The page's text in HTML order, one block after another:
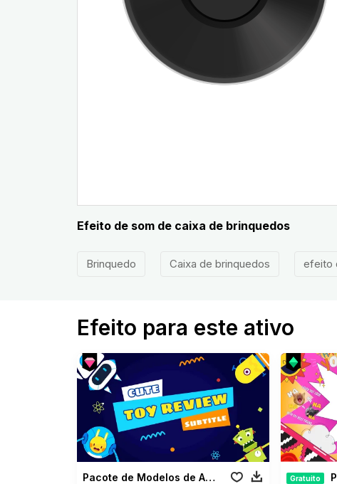
Efeito de som de caixa de brinquedos
Brinquedo Caixa de brinquedos efeito
Efeito para este ativo
Pacote de Modelos de Análises de Brinquedos Gratuito